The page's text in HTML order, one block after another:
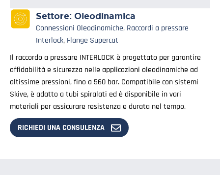
Settore: Oleodinamica
Connessioni Oleodinamiche, Raccordi a pressare
Interlock, Flange Supercat
Il raccordo a pressare INTERLOCK è progettato per garantire
affidabilità e sicurezza nelle applicazioni oleodinamiche ad
altissime pressioni, fino a 560 bar. Compatibile con sistemi
Skive, è adatto a tubi spiralati ed è disponibile in vari
materiali per assicurare resistenza e durata nel tempo.
RICHIEDI UNA CONSULENZA